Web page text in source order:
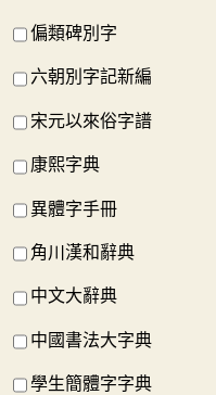
偏類碑別字
六朝別字記新編
宋元以來俗字譜
康熙字典
異體字手冊
角川漢和辭典
中文大辭典
中國書法大字典
學生簡體字字典